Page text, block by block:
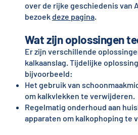
over de rijke geschiedenis van
bezoekdeze pagina.
Wat zijn oplossingen
Er zijn verschillende
kalkaanslag. Tijdelijke
bijvoorbeeld:
Het gebruik van
om kalkvlekken te verwijderen.
Regelmatig onderhoud aan
apparaten om kalkophoping te